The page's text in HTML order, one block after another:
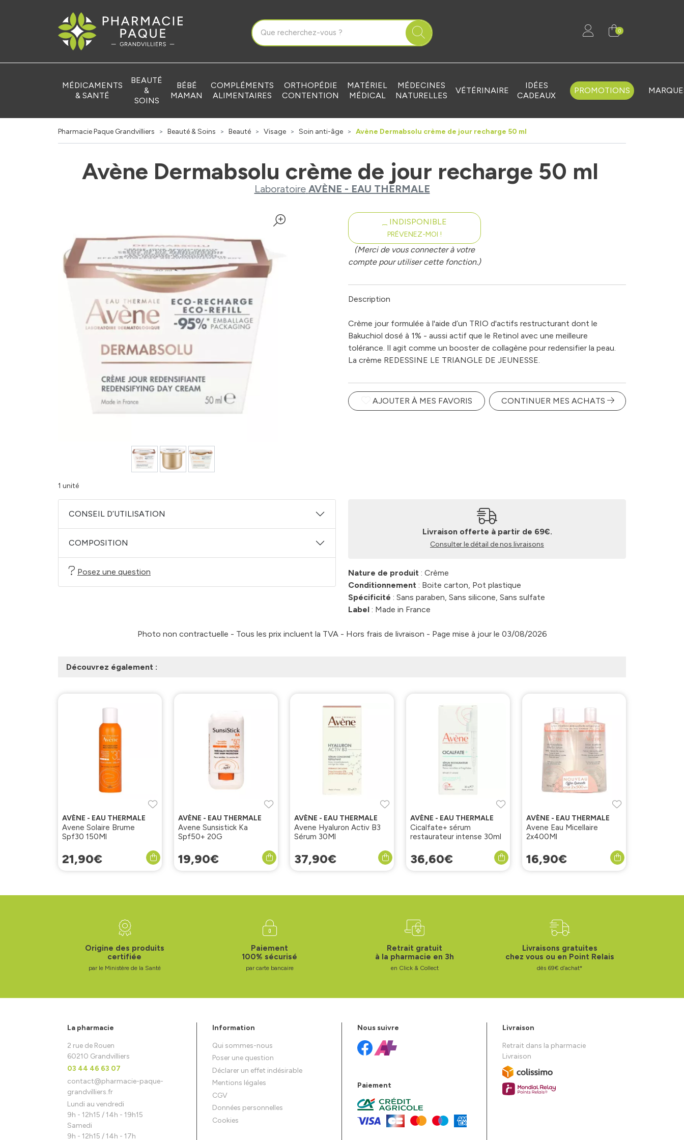
Pharmacie Paque Grandvilliers Votre pharmacie en ligne à votre service
0
MÉDICAMENTS
& SANTÉ
BEAUTÉ
&
SOINS
BÉBÉ
MAMAN
COMPLÉMENTS
ALIMENTAIRES
ORTHOPÉDIE
CONTENTION
MATÉRIEL
MÉDICAL
MÉDECINES
NATURELLES
VÉTÉRINAIRE
IDÉES
CADEAUX
PROMOTIONS
Pharmacie Paque Grandvilliers Beauté & Soins Beauté Visage Soin anti-âge Avène Dermabsolu crème de jour recharge 50 ml
Avène Dermabsolu crème de jour recharge 50 ml
Laboratoire AVÈNE - EAU THERMALE
1 unité
INDISPONIBLE
PRÉVENEZ-MOI !
(Merci de vous connecter à votre
compte pour utiliser cette fonction.)
Description
Crème jour formulée à l'aide d’un TRIO d'actifs restructurant dont le
Bakuchiol dosé à 1% - aussi actif que le Retinol avec une meilleure
tolérance. Il agit comme un booster de collagène pour redensifier la peau.
La crème REDESSINE LE TRIANGLE DE JEUNESSE.
AJOUTER À MES FAVORIS CONTINUER MES ACHATS
CONSEIL D’UTILISATION
COMPOSITION
Posez une question
Livraison offerte à partir de 69€.
Consulter le détail de nos livraisons
Nature de produit : Crème
Conditionnement : Boite carton, Pot plastique
Spécificité : Sans paraben, Sans silicone, Sans sulfate
Label : Made in France
Photo non contractuelle - Tous les prix incluent la TVA - Hors frais de livraison - Page mise à jour le 03/08/2026
Découvrez également :
AVÈNE - EAU THERMALE
Avene Solaire Brume
Spf30 150Ml
21,90€
AVÈNE - EAU THERMALE
Avene Sunsistick Ka
Spf50+ 20G
19,90€
AVÈNE - EAU THERMALE
Avene Hyaluron Activ B3
Sérum 30Ml
37,90€
AVÈNE - EAU THERMALE
Cicalfate+ sérum
restaurateur intense 30ml
36,60€
AVÈNE - EAU THERMALE
Avene Eau Micellaire
2x400Ml
16,90€
Origine des produits
certifiée
par le Ministère de la Santé
Paiement
100% sécurisé
par carte bancaire
Retrait gratuit
à la pharmacie en 3h
en Click & Collect
Livraisons gratuites
chez vous ou en Point Relais
dès 69€ d’achat*
La pharmacie
2 rue de Rouen
60210 Grandvilliers
03 44 46 63 07
contact@pharmacie-paque-
grandvilliers.fr
Lundi au vendredi
9h - 12h15 / 14h - 19h15
Samedi
9h - 12h15 / 14h - 17h
Information
Qui sommes-nous
Poser une question
Déclarer un effet indésirable
Mentions légales
CGV
Données personnelles
Cookies
Nous suivre
Paiement
Livraison
Retrait dans la pharmacie
Livraison